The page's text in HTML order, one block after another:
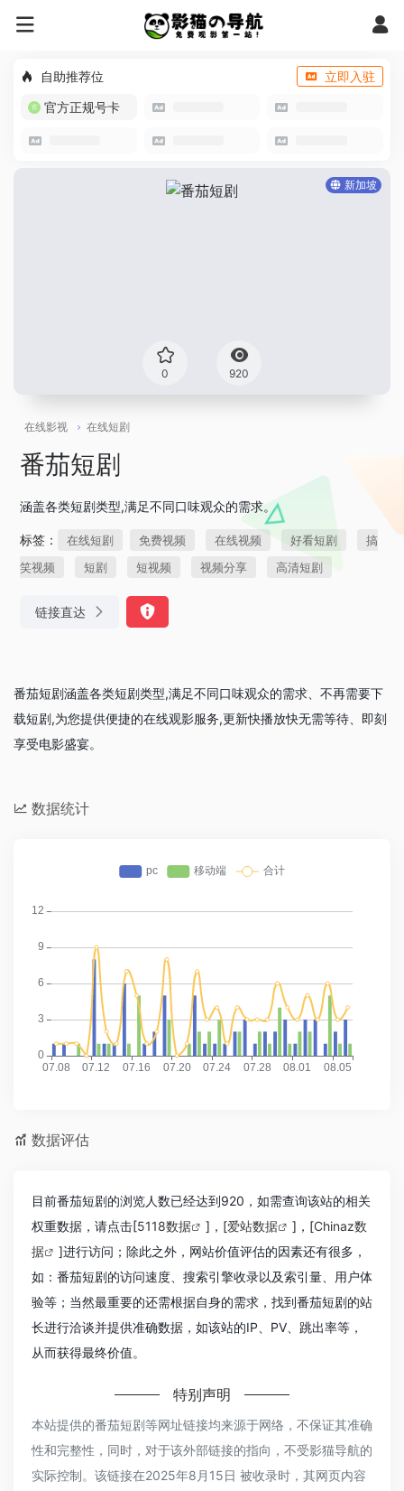
自助推荐位
立即入驻
官方正规号卡
新加坡
0 920
在线影视 在线短剧
番茄短剧
涵盖各类短剧类型,满足不同口味观众的需求。
标签： 在线短剧 免费视频 在线视频 好看短剧
搞
笑视频
短剧 短视频 视频分享 高清短剧
链接直达
番茄短剧涵盖各类短剧类型,满足不同口味观众的需求、不再需要下
载短剧,为您提供便捷的在线观影服务,更新快播放快无需等待、即刻
享受电影盛宴。
数据统计
数据评估
目前番茄短剧的浏览人数已经达到920，如需查询该站的相关
权重数据，请点击[5118数据 ]，[爱站数据 ]，[Chinaz数
据
]进行访问；除此之外，网站价值评估的因素还有很多，
如：番茄短剧的访问速度、搜索引擎收录以及索引量、用户体
验等；当然最重要的还需根据自身的需求，找到番茄短剧的站
长进行洽谈并提供准确数据，如该站的IP、PV、跳出率等，
从而获得最终价值。
特别声明
本站提供的番茄短剧等网址链接均来源于网络，不保证其准确
性和完整性，同时，对于该外部链接的指向，不受影猫导航的
实际控制。该链接在2025年8月15日 被收录时，其网页内容